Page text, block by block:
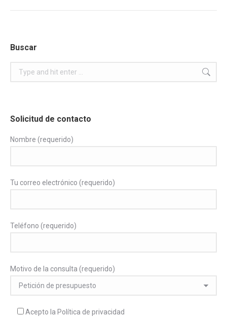
Buscar
Search:
Solicitud de contacto
Nombre (requerido)
Tu correo electrónico (requerido)
Teléfono (requerido)
Motivo de la consulta (requerido)
Acepto la Política de privacidad